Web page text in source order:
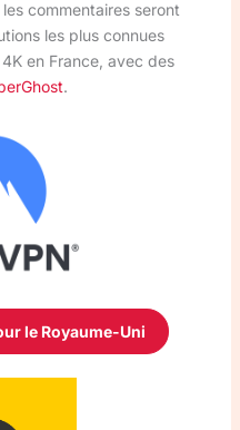
commentaires seront
les plus connues
en France, avec des
.
le Royaume-Uni